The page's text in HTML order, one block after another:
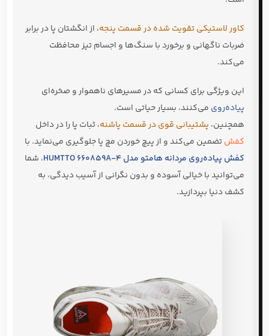
کاور لاستیکی تقویت شده در قسمت پنجه، از انگشتان پا در برابر
ضربات ناگهانی و برخورد با سنگ‌ها و اجسام تیز محافظت
می‌کند.
این ویژگی برای کسانی که در مسیرهای ناهموار و صخره‌ای
پیاده‌روی می‌کنند، بسیار حیاتی است.
همچنین، پشتیبانی قوی در قسمت پاشنه، ثبات پا را در داخل
کفشتضمین می‌کند و از پیچ خوردن مچ پا جلوگیری می‌نماید. با
کفش پیاده‌روی مردانه هامتو مدل HUMTTO 660859A-4
، شما
می‌توانید با خیالی آسوده و بدون نگرانی از آسیب دیدگی، به
کشف دنیا بپردازید.